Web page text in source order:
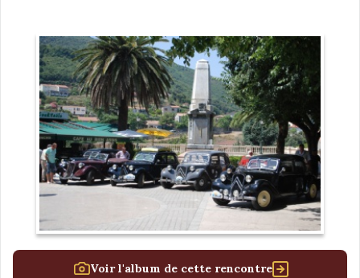
Voir l'album de cette rencontre